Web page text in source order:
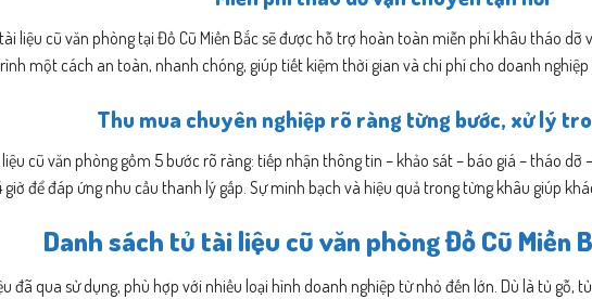
liệu cũ văn phòng tại Đồ Cũ Miền Bắc sẽ được hỗ trợ hoàn toàn miễn phí khâu tháo
một cách an toàn, nhanh chóng, giúp tiết kiệm thời gian và chi phí cho doanh
Thu mua chuyên nghiệp rõ ràng từng bước, xử lý
cũ văn phòng gồm 5 bước rõ ràng: tiếp nhận thông tin – khảo sát – báo giá – tháo
giờ để đáp ứng nhu cầu thanh lý gấp. Sự minh bạch và hiệu quả trong từng khâu giúp
Danh sách tủ tài liệu cũ văn phòng Đồ Cũ Miền
đã qua sử dụng, phù hợp với nhiều loại hình doanh nghiệp từ nhỏ đến lớn. Dù là tủ gỗ,